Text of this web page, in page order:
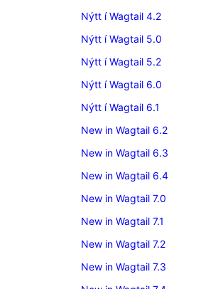
Nýtt í Wagtail 4.2
Nýtt í Wagtail 5.0
Nýtt í Wagtail 5.2
Nýtt í Wagtail 6.0
Nýtt í Wagtail 6.1
New in Wagtail 6.2
New in Wagtail 6.3
New in Wagtail 6.4
New in Wagtail 7.0
New in Wagtail 7.1
New in Wagtail 7.2
New in Wagtail 7.3